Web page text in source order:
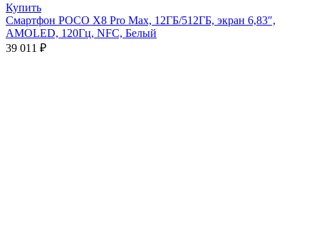
Купить
Смартфон POCO X8 Pro Max, 12ГБ/512ГБ, экран 6,83″,
AMOLED, 120Гц, NFC, Белый
39 011 ₽